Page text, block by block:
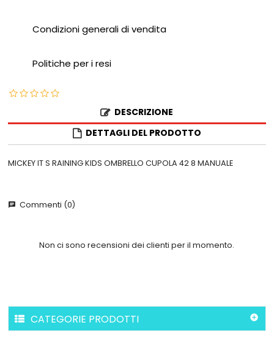
Condizioni generali di vendita
Politiche per i resi
DESCRIZIONE
DETTAGLI DEL PRODOTTO
MICKEY IT S RAINING KIDS OMBRELLO CUPOLA 42 8 MANUALE
chat Commenti (0)
Non ci sono recensioni dei clienti per il momento.
CATEGORIE PRODOTTI 